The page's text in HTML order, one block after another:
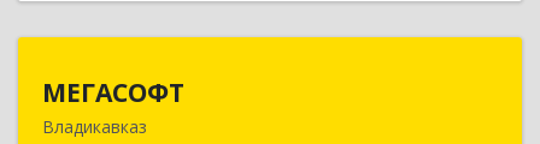
МЕГАСОФТ
Владикавказ362019, Северная Осетия - Алания Респ,